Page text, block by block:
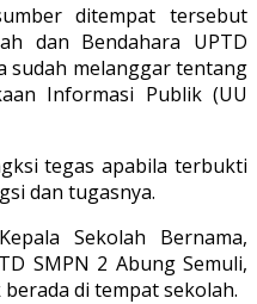
ditempat tersebut
dan Bendahara UPTD
sudah melanggar tentang
Informasi Publik (UU
tegas apabila terbukti
dan tugasnya.
Sekolah Bernama,
SMPN 2 Abung Semuli,
di tempat sekolah.